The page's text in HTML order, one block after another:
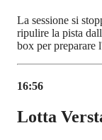
La sessione si
ripulire la pista
box per preparare
16:56
Lotta